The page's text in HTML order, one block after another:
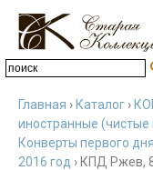
Главная › Каталог ›
иностранные
Конверты первого
2016 год › КПД Ржев,